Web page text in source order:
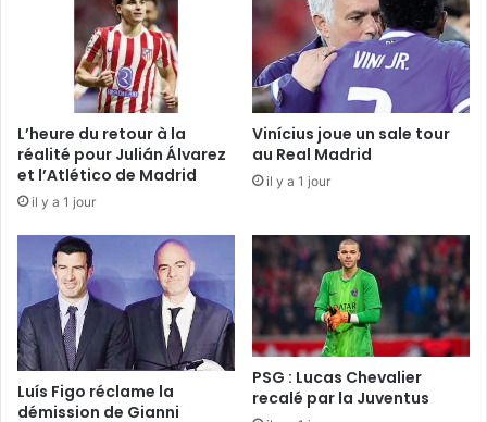
L’heure du retour à la
réalité pour Julián Álvarez
et l’Atlético de Madrid
il y a 1 jour
Vinícius joue un sale tour
au Real Madrid
il y a 1 jour
Luís Figo réclame la
démission de Gianni
PSG : Lucas Chevalier
recalé par la Juventus